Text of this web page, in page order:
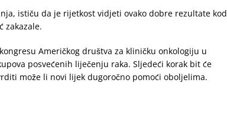
ističu da je rijetkost vidjeti ovako dobre rezultate kod
zakazale.
Američkog društva za kliničku onkologiju u
posvećenih liječenju raka. Sljedeći korak bit će
može li novi lijek dugoročno pomoći oboljelima.